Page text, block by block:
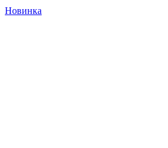
Новинка